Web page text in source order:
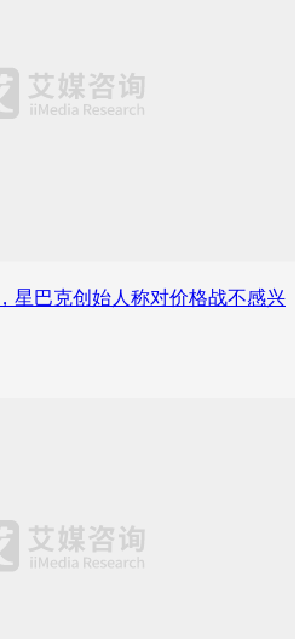
星巴克创始人称对价格战不感兴